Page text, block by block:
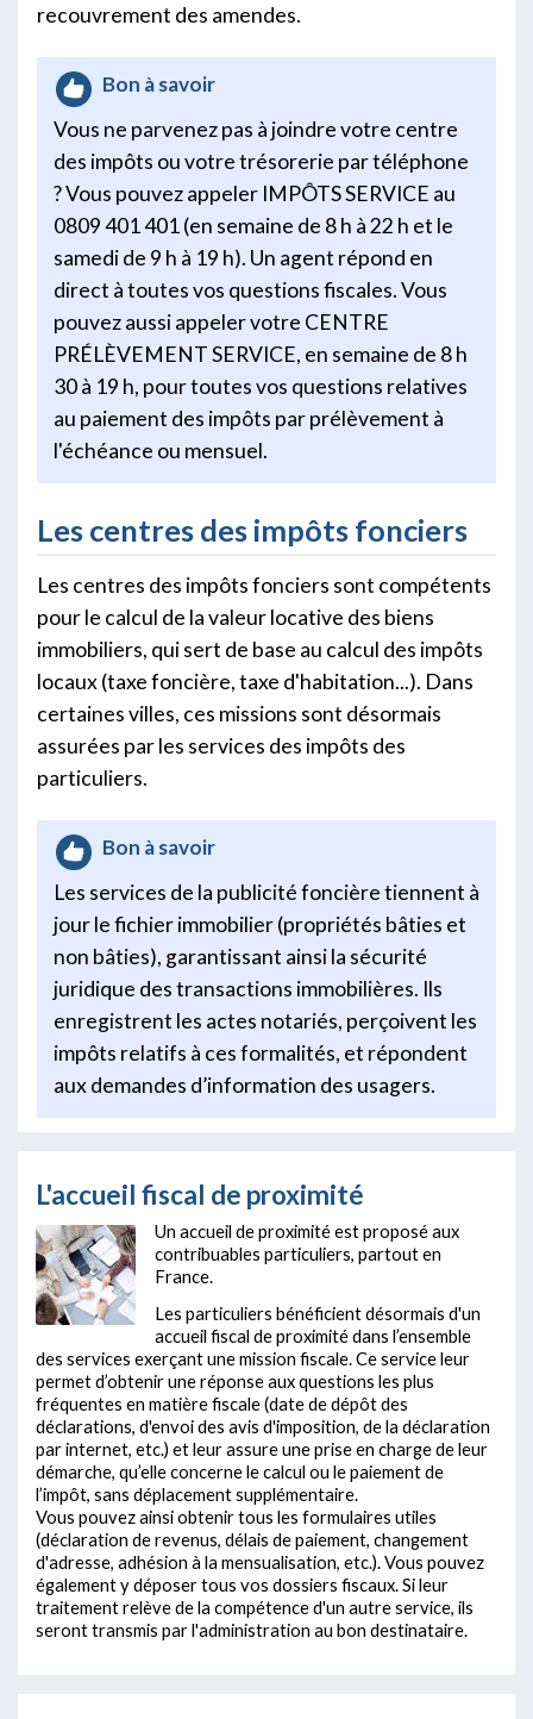
recouvrement des amendes.
Bon à savoir
Vous ne parvenez pas à joindre votre centre
des impôts ou votre trésorerie par téléphone
? Vous pouvez appeler IMPÔTS SERVICE au
0809 401 401 (en semaine de 8 h à 22 h et le
samedi de 9 h à 19 h). Un agent répond en
direct à toutes vos questions fiscales. Vous
pouvez aussi appeler votre CENTRE
PRÉLÈVEMENT SERVICE, en semaine de 8 h
30 à 19 h, pour toutes vos questions relatives
au paiement des impôts par prélèvement à
l'échéance ou mensuel.
Les centres des impôts fonciers
Les centres des impôts fonciers sont compétents
pour le calcul de la valeur locative des biens
immobiliers, qui sert de base au calcul des impôts
locaux (taxe foncière, taxe d'habitation...). Dans
certaines villes, ces missions sont désormais
assurées par les services des impôts des
particuliers.
Bon à savoir
Les services de la publicité foncière tiennent à
jour le fichier immobilier (propriétés bâties et
non bâties), garantissant ainsi la sécurité
juridique des transactions immobilières. Ils
enregistrent les actes notariés, perçoivent les
impôts relatifs à ces formalités, et répondent
aux demandes d’information des usagers.
L'accueil fiscal de proximité
Un accueil de proximité est proposé aux
contribuables particuliers, partout en
France.
Les particuliers bénéficient désormais d'un
accueil fiscal de proximité dans l’ensemble
des services exerçant une mission fiscale. Ce service leur
permet d’obtenir une réponse aux questions les plus
fréquentes en matière fiscale (date de dépôt des
déclarations, d'envoi des avis d'imposition, de la déclaration
par internet, etc.) et leur assure une prise en charge de leur
démarche, qu’elle concerne le calcul ou le paiement de
l’impôt, sans déplacement supplémentaire.
Vous pouvez ainsi obtenir tous les formulaires utiles
(déclaration de revenus, délais de paiement, changement
d'adresse, adhésion à la mensualisation, etc.). Vous pouvez
également y déposer tous vos dossiers fiscaux. Si leur
traitement relève de la compétence d'un autre service, ils
seront transmis par l'administration au bon destinataire.